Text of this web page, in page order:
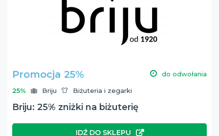
Promocja 25% do odwołania
25% Briju Biżuteria i zegarki
Briju: 25% zniżki na biżuterię
IDŹ DO SKLEPU